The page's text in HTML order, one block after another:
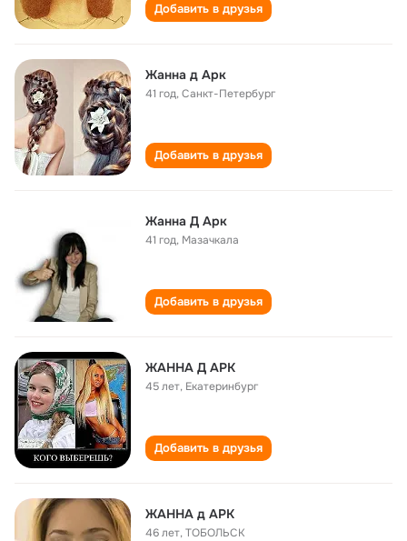
Добавить в друзья
Жанна д Арк
41 год,Санкт-Петербург
Добавить в друзья
Жанна Д Арк
41 год, Мазачкала
Добавить в друзья
ЖАННА Д АРК
45 лет, Екатеринбург
Добавить в друзья
ЖАННА д АРК
46 лет,ТОБОЛЬСК